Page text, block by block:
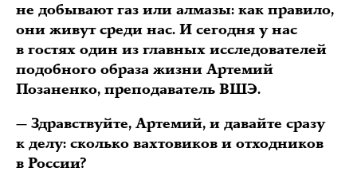
не добывают газ или алмазы: как правило,
они живут среди нас. И сегодня у нас
в гостях один из главных исследователей
подобного образа жизни Артемий
Позаненко, преподаватель ВШЭ.
— Здравствуйте, Артемий, и давайте сразу
к делу: сколько вахтовиков и отходников
в России?